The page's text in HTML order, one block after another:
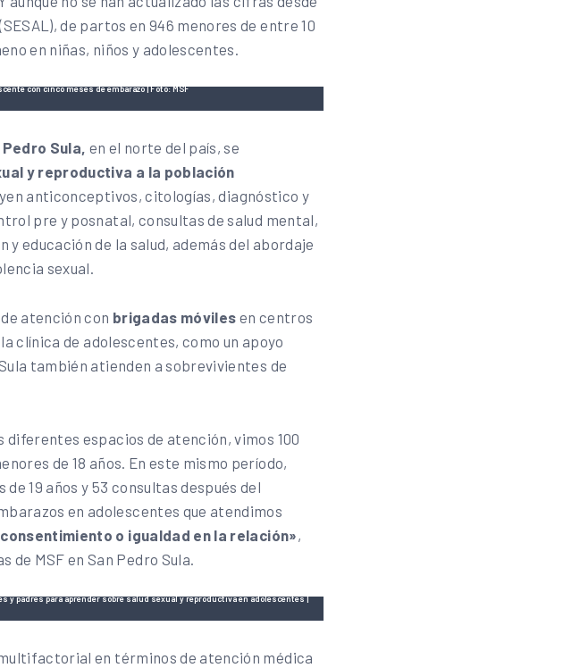
de partos en 946 menores de entre 10
en niñas, niños y adolescentes.
con cinco meses de embarazo | Foto: MSF
Pedro Sula, en el norte del país, se
y reproductiva a la población
anticonceptivos, citologías, diagnóstico y
pre y posnatal, consultas de salud mental,
educación de la salud, además del abordaje
sexual.
atención con brigadas móviles en centros
clínica de adolescentes, como un apoyo
también atienden a sobrevivientes de
espacios de atención, vimos 100
de 18 años. En este mismo período,
19 años y 53 consultas después del
en adolescentes que atendimos
o igualdad en la relación»,
de MSF en San Pedro Sula.
padres para aprender sobre salud sexual y reproductiva en adolescentes |
en términos de atención médica